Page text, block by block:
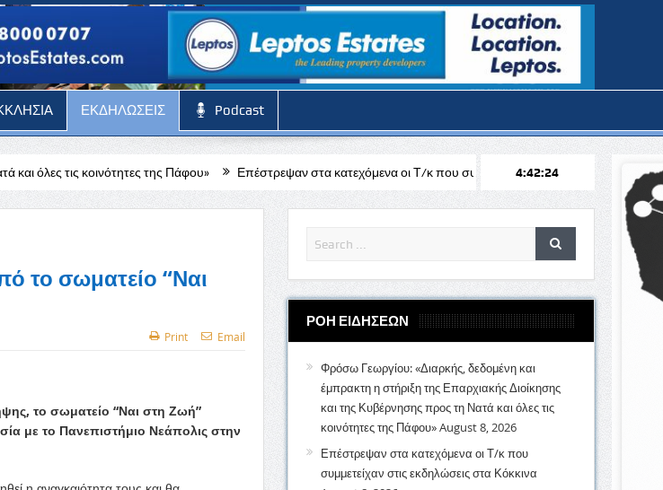
ΕΚΔΗΛΩΣΕΙΣ Podcast
της Πάφου» Επέστρεψαν στα κατεχόμενα οι Τ/κ που συμμετείχαν στις εκδηλώσεις στα Κόκκινα
4:42:26
το σωματείο “Ναι
Print Email
το σωματείο “Ναι στη Ζωή”
με το Πανεπιστήμιο Νεάπολις στην
ΡΟΗ ΕΙΔΗΣΕΩΝ
Φρόσω Γεωργίου: «Διαρκής, δεδομένη και
έμπρακτη η στήριξη της Επαρχιακής Διοίκησης
και της Κυβέρνησης προς τη Νατά και όλες τις
κοινότητες της Πάφου»August 8, 2026
Επέστρεψαν στα κατεχόμενα οι Τ/κ που
συμμετείχαν στις εκδηλώσεις στα Κόκκινα